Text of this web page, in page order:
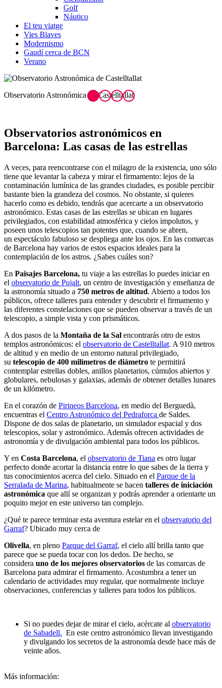
Golf
Náutico
El teu viatge
Vies Blaves
Modernismo
Gaudí cerca de BCN
Verano
Observatorio Astronómica de Castelltallat
Observatorios astronómicos en
Barcelona: Las casas de las estrellas
A veces, para reencontrarse con el milagro de la existencia, uno sólo
tiene que levantar la cabeza y mirar el firmamento: lejos de la
contaminación lumínica de las grandes ciudades, es posible percibir
bastante bien la grandeza del cosmos. No obstante, si quieres
hacerlo como es debido, tendrás que acercarte a un observatorio
astronómico. Estas casas de las estrellas se ubican en lugares
privilegiados, con estabilidad atmosférica y cielos impolutos, y
poseen unos telescopios tan potentes que, cuando se abren,
un espectáculo fabuloso se despliega ante los ojos. En las comarcas
de Barcelona hay varios de estos espacios ideales para la
contemplación de los astros. ¿Sabes cuáles son?
En Paisajes Barcelona, tu viaje a las estrellas lo puedes iniciar en
el observatorio de Pujalt, un centro de investigación y enseñanza de
la astronomía situado a 750 metros de altitud. Abierto a todos los
públicos, ofrece talleres para entender y descubrir el firmamento y
las diferentes constelaciones que se pueden observar a través de un
telescopio, a simple vista y con prismáticos.
A dos pasos de la Montaña de la Sal encontrarás otro de estos
templos astronómicos: el observatorio de Castelltallat. A 910 metros
de altitud y en medio de un entorno natural privilegiado,
su telescopio de 400 milímetros de diámetro te permitirá
contemplar estrellas dobles, anillos planetarios, cúmulos abiertos y
globulares, nebulosas y galaxias, además de obtener detalles lunares
de un kilómetro.
En el corazón de Pirineos Barcelona, ​​en medio del Berguedà,
encuentras el Centro Astronómico del Pedraforca de Saldes.
Dispone de dos salas de planetario, un simulador espacial y dos
telescopios, solar y astronómico. Además ofrecen actividades de
astronomía y de divulgación ambiental para todos los públicos.
Y en Costa Barcelona, el observatorio de Tiana es otro lugar
perfecto donde acortar la distancia entre lo que sabes de la tierra y
tus conocimientos acerca del cielo. Situado en el Parque de la
Serralada de Marina, habitualmente se hacen talleres de iniciación
astronómica que allí se organizan y podrás aprender a orientarte un
poquito mejor en este universo tan complejo.
¿Qué te parece terminar esta aventura estelar en el observatorio del
Garraf? Ubicado muy cerca de
Olivella, en pleno Parque del Garraf, el cielo allí brilla tanto que
parece que se pueda tocar con los dedos. De hecho, se
considera uno de los mejores observatorios de las comarcas de
Barcelona para admirar el firmamento. Acostumbra a tener un
calendario de actividades muy regular, que normalmente incluye
observaciones, conferencias y talleres para todos los públicos.
Si no puedes dejar de mirar el cielo, acércate al observatorio
de Sabadell. En este centro astronómico llevan investigando
y divulgando los secretos de la astronomía desde hace más de
veinte años.
Más información: